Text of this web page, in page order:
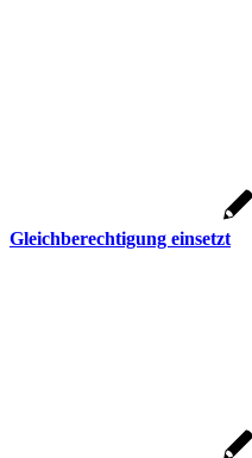
Gleichberechtigung einsetzt